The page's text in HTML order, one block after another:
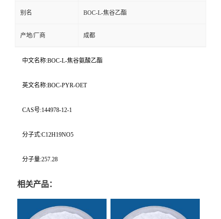
别名 BOC-L-焦谷乙酯
产地/厂商 成都
中文名称:BOC-L-焦谷氨酸乙酯
英文名称:BOC-PYR-OET
CAS号:144978-12-1
分子式:C12H19NO5
分子量:257.28
相关产品：